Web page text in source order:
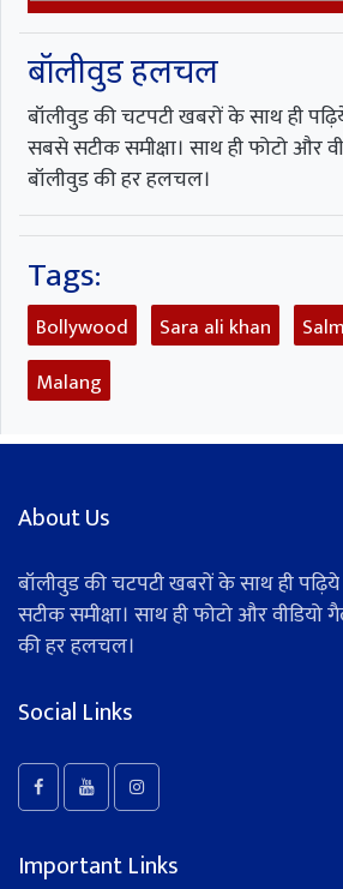
बॉलीवुड हलचल
बॉलीवुड की चटपटी खबरों के साथ ही
सबसे सटीक समीक्षा। साथ ही फोटो और
बॉलीवुड की हर हलचल।
Tags:
Bollywood Sara ali khan
Malang
About Us
बॉलीवुड की चटपटी खबरों के साथ ही
सटीक समीक्षा। साथ ही फोटो और वीडियो
की हर हलचल।
Social Links
Important Links